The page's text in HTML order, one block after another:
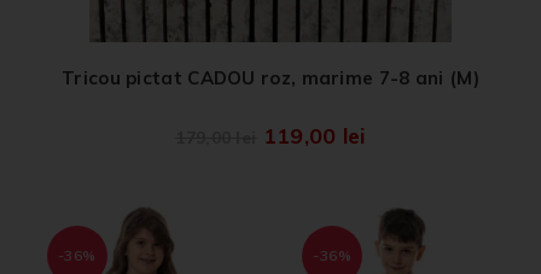
Tricou pictat CADOU roz, marime 7-8 ani (M)
119,00 lei
-36% -36%